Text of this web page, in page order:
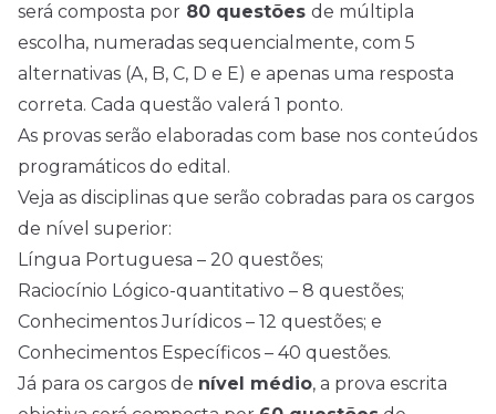
será composta por 80 questões de múltipla
escolha, numeradas sequencialmente, com 5
alternativas (A, B, C, D e E) e apenas uma resposta
correta. Cada questão valerá 1 ponto.
As provas serão elaboradas com base nos conteúdos
programáticos do edital.
Veja as disciplinas que serão cobradas para os cargos
de nível superior:
Língua Portuguesa – 20 questões;
Raciocínio Lógico-quantitativo – 8 questões;
Conhecimentos Jurídicos – 12 questões; e
Conhecimentos Específicos – 40 questões.
Já para os cargos de nível médio, a prova escrita